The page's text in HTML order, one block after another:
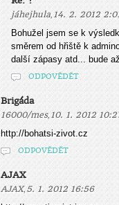
jáhejhula, 14. 2. 2012
Bohužel jsem se k
směrem od hřiště k
další zápasy atd... bude
ODPOVĚDĚT
Brigáda
16000/mes, 10. 1. 2012
http://bohatsi-zivot.cz
ODPOVĚDĚT
AJAX
AJAX, 5. 1. 2012 16:56